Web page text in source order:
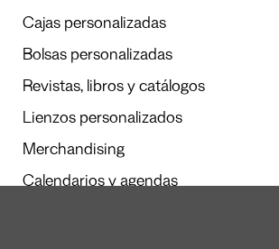
Cajas personalizadas
Bolsas personalizadas
Revistas, libros y catálogos
Lienzos personalizados
Merchandising
Calendarios y agendas